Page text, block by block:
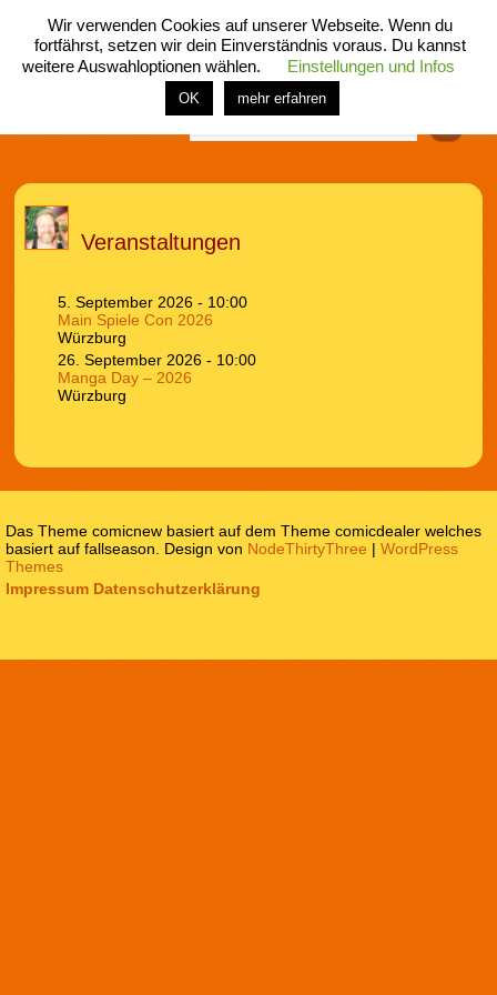
menü
home rubrik buch comic spiel fotos shop
Veranstaltungen
5. September 2026 - 10:00
Main Spiele Con 2026
Würzburg
26. September 2026 - 10:00
Manga Day – 2026
Würzburg
Impressum Datenschutzerklärung
Das Theme comicnew basiert auf dem Theme comicdealer welches
basiert auf fallseason. Design von NodeThirtyThree |WordPress
Themes
Wir verwenden Cookies auf unserer Webseite. Wenn du
fortfährst, setzen wir dein Einverständnis voraus. Du kannst
weitere Auswahloptionen wählen.
Einstellungen und Infos
OK mehr erfahren